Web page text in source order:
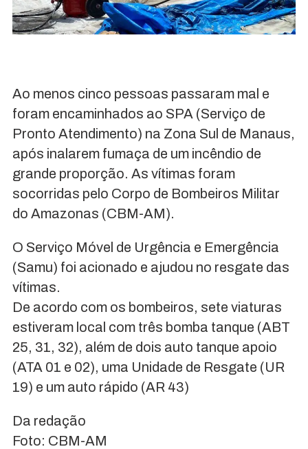
Ao menos cinco pessoas passaram mal e
foram encaminhados ao SPA (Serviço de
Pronto Atendimento) na Zona Sul de Manaus,
após inalarem fumaça de um incêndio de
grande proporção. As vítimas foram
socorridas pelo Corpo de Bombeiros Militar
do Amazonas (CBM-AM).
O Serviço Móvel de Urgência e Emergência
(Samu) foi acionado e ajudou no resgate das
vítimas.
De acordo com os bombeiros, sete viaturas
estiveram local com três bomba tanque (ABT
25, 31, 32), além de dois auto tanque apoio
(ATA 01 e 02), uma Unidade de Resgate (UR
19) e um auto rápido (AR 43)
Da redação
Foto: CBM-AM